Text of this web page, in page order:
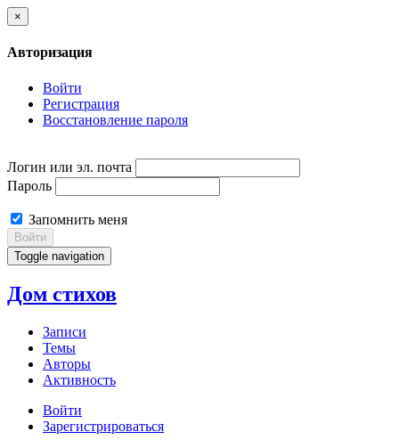
×
Авторизация
Войти
Регистрация
Восстановление пароля
Логин или эл. почта
Пароль
Запомнить меня
Войти
Toggle navigation
Дом стихов
Записи
Темы
Авторы
Активность
Войти
Зарегистрироваться